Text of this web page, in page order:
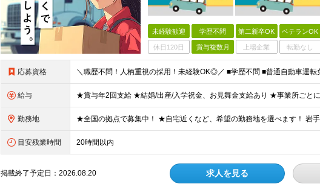
未経験歓迎 学歴不問 第二新卒OK ベテランOK
休日120日 賞与複数月 上場企業 転勤なし
応募資格
給与
勤務地
目安残業時間 20時間以内
掲載終了予定日：2026.08.20 求人を見る